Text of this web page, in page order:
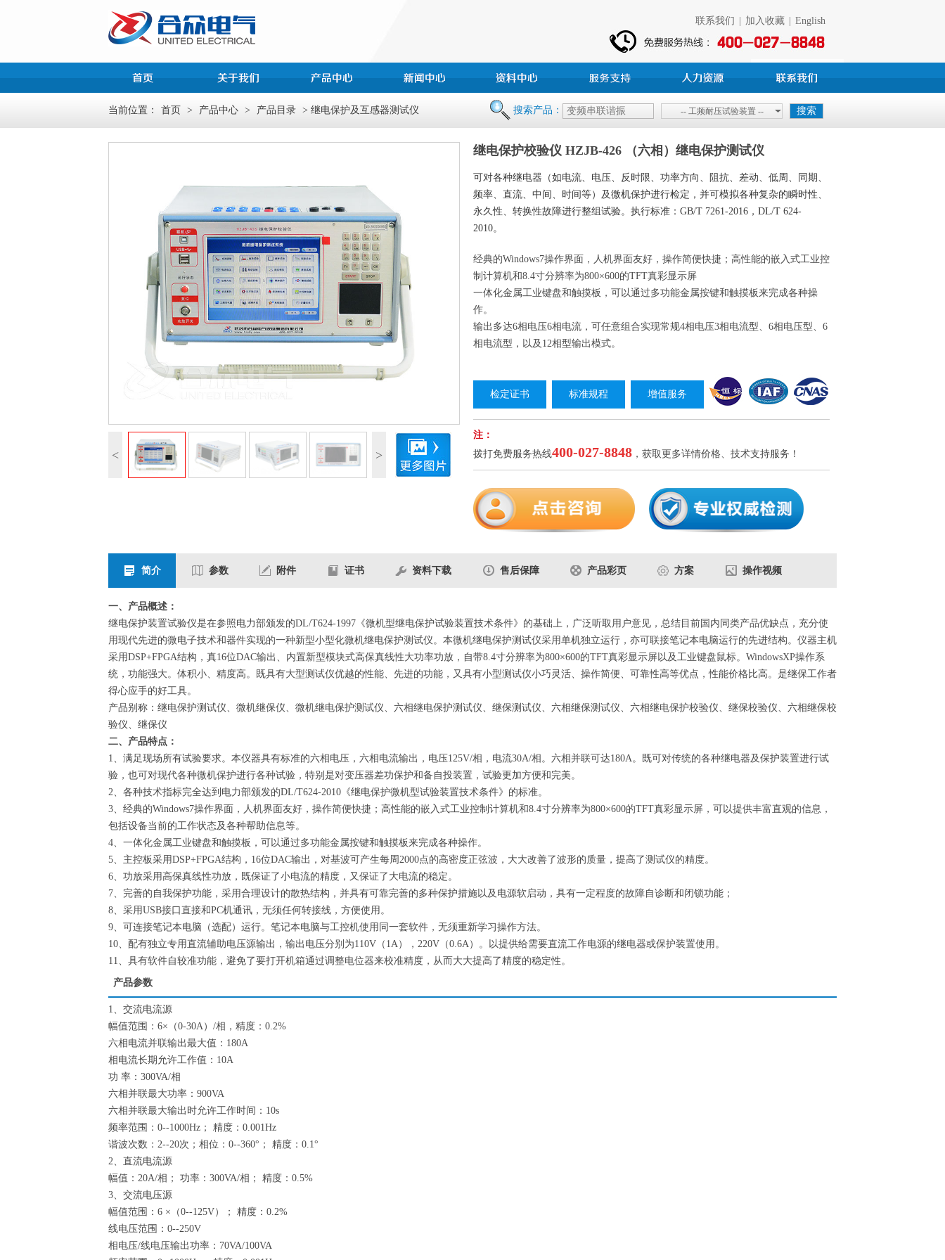
联系我们 加入收藏 English
当前位置： 首页 > 产品中心 > 产品目录 > 继电保护及互感器测试仪 搜索产品： -- 工频耐压试验装置 --
< >
继电保护校验仪 HZJB-426 （六相）继电保护测试仪
可对各种继电器（如电流、电压、反时限、功率方向、阻抗、差动、低周、同期、
频率、直流、中间、时间等）及微机保护进行检定，并可模拟各种复杂的瞬时性、
永久性、转换性故障进行整组试验。执行标准：GB/T 7261-2016，DL/T 624-
2010。
经典的Windows7操作界面，人机界面友好，操作简便快捷；高性能的嵌入式工业控
制计算机和8.4寸分辨率为800×600的TFT真彩显示屏
一体化金属工业键盘和触摸板，可以通过多功能金属按键和触摸板来完成各种操
作。
输出多达6相电压6相电流，可任意组合实现常规4相电压3相电流型、6相电压型、6
相电流型，以及12相型输出模式。
检定证书 标准规程 增值服务
注：
拨打免费服务热线400-027-8848 ，获取更多详情价格、技术支持服务！
简介 参数 附件 证书 资料下载 售后保障 产品彩页 方案 操作视频
一、产品概述：
继电保护装置试验仪是在参照电力部颁发的DL/T624-1997《微机型继电保护试验装置技术条件》的基础上，广泛听取用户意见，总结目前国内同类产品优缺点，充分使
用现代先进的微电子技术和器件实现的一种新型小型化微机继电保护测试仪。本微机继电保护测试仪采用单机独立运行，亦可联接笔记本电脑运行的先进结构。仪器主机
采用DSP+FPGA结构，真16位DAC输出、内置新型模块式高保真线性大功率功放，自带8.4寸分辨率为800×600的TFT真彩显示屏以及工业键盘鼠标。WindowsXP操作系
统，功能强大。体积小、精度高。既具有大型测试仪优越的性能、先进的功能，又具有小型测试仪小巧灵活、操作简便、可靠性高等优点，性能价格比高。是继保工作者
得心应手的好工具。
产品别称：继电保护测试仪、微机继保仪、微机继电保护测试仪、六相继电保护测试仪、继保测试仪、六相继保测试仪、六相继电保护校验仪、继保校验仪、六相继保校
验仪、继保仪
二、产品特点：
1、满足现场所有试验要求。本仪器具有标准的六相电压，六相电流输出，电压125V/相，电流30A/相。六相并联可达180A。既可对传统的各种继电器及保护装置进行试
验，也可对现代各种微机保护进行各种试验，特别是对变压器差功保护和备自投装置，试验更加方便和完美。
2、各种技术指标完全达到电力部颁发的DL/T624-2010《继电保护微机型试验装置技术条件》的标准。
3、经典的Windows7操作界面，人机界面友好，操作简便快捷；高性能的嵌入式工业控制计算机和8.4寸分辨率为800×600的TFT真彩显示屏，可以提供丰富直观的信息，
包括设备当前的工作状态及各种帮助信息等。
4、一体化金属工业键盘和触摸板，可以通过多功能金属按键和触摸板来完成各种操作。
5、主控板采用DSP+FPGA结构，16位DAC输出，对基波可产生每周2000点的高密度正弦波，大大改善了波形的质量，提高了测试仪的精度。
6、功放采用高保真线性功放，既保证了小电流的精度，又保证了大电流的稳定。
7、完善的自我保护功能，采用合理设计的散热结构，并具有可靠完善的多种保护措施以及电源软启动，具有一定程度的故障自诊断和闭锁功能；
8、采用USB接口直接和PC机通讯，无须任何转接线，方便使用。
9、可连接笔记本电脑（选配）运行。笔记本电脑与工控机使用同一套软件，无须重新学习操作方法。
10、配有独立专用直流辅助电压源输出，输出电压分别为110V（1A），220V（0.6A）。以提供给需要直流工作电源的继电器或保护装置使用。
11、具有软件自较准功能，避免了要打开机箱通过调整电位器来校准精度，从而大大提高了精度的稳定性。
产品参数
1、交流电流源
幅值范围：6×（0-30A）/相，精度：0.2%
六相电流并联输出最大值：180A
相电流长期允许工作值：10A
功 率：300VA/相
六相并联最大功率：900VA
六相并联最大输出时允许工作时间：10s
频率范围：0--1000Hz； 精度：0.001Hz
谐波次数：2--20次；相位：0--360°； 精度：0.1°
2、直流电流源
幅值：20A/相； 功率：300VA/相； 精度：0.5%
3、交流电压源
幅值范围：6 ×（0--125V）； 精度：0.2%
线电压范围：0--250V
相电压/线电压输出功率：70VA/100VA